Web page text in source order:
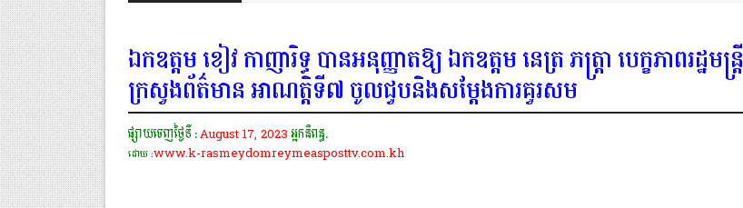
ឯកឧត្តម ខៀវ កាញារិទ្ធ បានអនុញ្ញាតឱ្យ ឯកឧត្តម នេត្រ ភត្ត្រា បេក្ខភាពរដ្ឋមន្ត្រី
ក្រសួងព័ត៌មាន អាណត្តិទី៧ ចូលជួបនិងសម្តែងការគួរសម
ផ្សាយចេញថ្ងៃទី :August 17, 2023អ្នកនិពន្ធ.
ដោយ :www.k-rasmeydomreymeasposttv.com.kh